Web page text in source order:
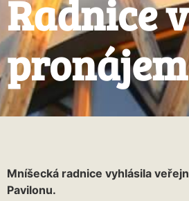
Radnice
Mníšecká radnice vyhlásila
Pavilonu.